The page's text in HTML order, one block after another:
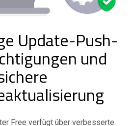
Update-Push-
und
Free verfügt über verbesserte